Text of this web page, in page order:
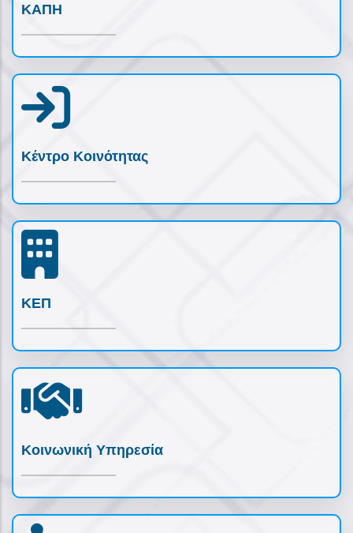
ΚΑΠΗ
Κέντρο Κοινότητας
ΚΕΠ
Κοινωνική Υπηρεσία